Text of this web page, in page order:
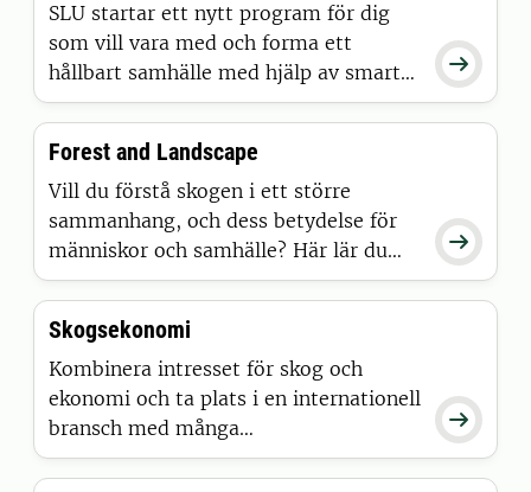

SLU startar ett nytt program för dig
som vill vara med och forma ett
hållbart samhälle med hjälp av smart
teknik och innovation. På
bioresurssystem kombineras
ingenjörskonst med verkliga
utmaningar inom skog, jordbruk,
klimat och teknik. Här får du en unik
utbildning med teknisk kompetens,
hög efterfrågan på arbetsmarknaden.

Forest and Landscape
Vill du förstå skogen i ett större
sammanhang, och dess betydelse för
människor och samhälle? Här lär du
dig hur skogslandskap sköts, upplevs
och skogsbruksperspektiv.
Programmet ger en helhetsbild av
skogens olika värden. Undervisningen
sker helt på engelska.

Skogsekonomi
Kombinera intresset för skog och
ekonomi och ta plats i en internationell
bransch med många
karriärmöjligheter.